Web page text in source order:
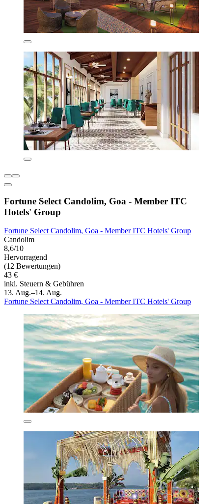
Fortune Select Candolim, Goa - Member ITC
Hotels' Group
Fortune Select Candolim, Goa - Member ITC Hotels' Group
Candolim
8,6/10
Hervorragend
(12 Bewertungen)
43 €
inkl. Steuern & Gebühren
13. Aug.–14. Aug.
Fortune Select Candolim, Goa - Member ITC Hotels' Group